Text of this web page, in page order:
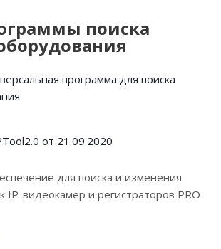
поиска
программа для поиска
от 21.09.2020
для поиска и изменения
IP-видеокамер и регистраторов PRO-